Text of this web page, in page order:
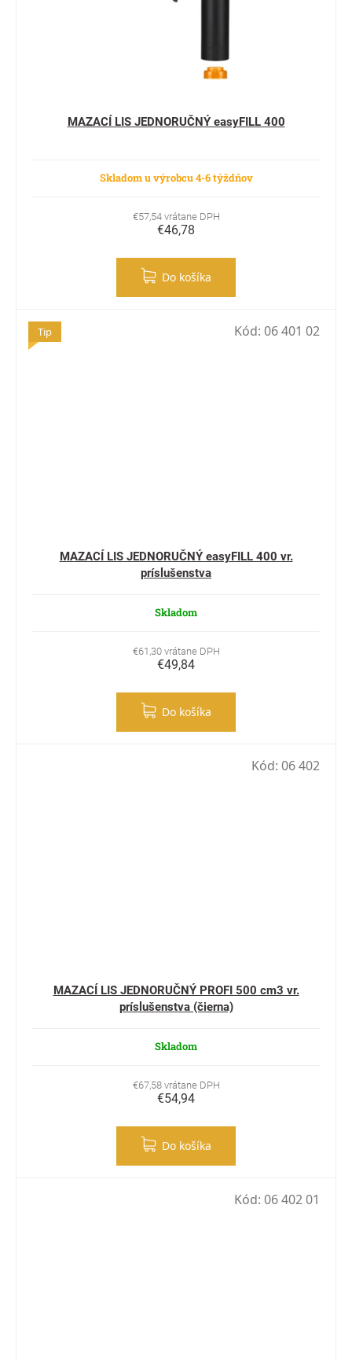
MAZACÍ LIS JEDNORUČNÝ easyFILL 400
Skladom u výrobcu 4-6 týždňov
€57,54 vrátane DPH
€46,78
Do košíka
Tip
MAZACÍ LIS JEDNORUČNÝ easyFILL 400 vr.
príslušenstva
Skladom
€61,30 vrátane DPH
€49,84
Do košíka
Kód: 06 401 02
MAZACÍ LIS JEDNORUČNÝ PROFI 500 cm3 vr.
príslušenstva (čierna)
Skladom
€67,58 vrátane DPH
€54,94
Do košíka
Kód: 06 402
Kód: 06 402 01